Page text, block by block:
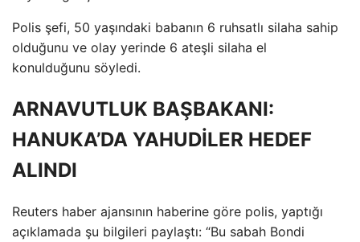
Polis şefi, 50 yaşındaki babanın 6 ruhsatlı silaha sahip
olduğunu ve olay yerinde 6 ateşli silaha el
konulduğunu söyledi.
ARNAVUTLUK BAŞBAKANI:
HANUKA’DA YAHUDİLER HEDEF
ALINDI
Reuters haber ajansının haberine göre polis, yaptığı
açıklamada şu bilgileri paylaştı: “Bu sabah Bondi